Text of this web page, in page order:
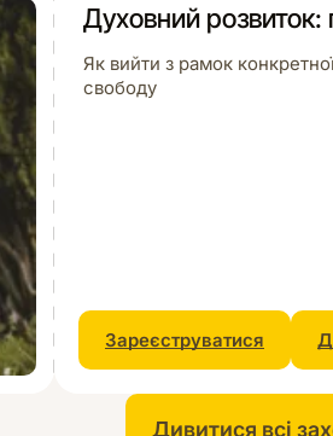
Духовний розвиток:
Як вийти з рамок
свободу
Зареєструватися
Дивитися всі